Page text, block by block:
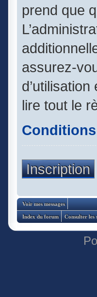
prend que
assurez-
lire tout le
Inscription
Voir mes messages
Index du forum Consulter les